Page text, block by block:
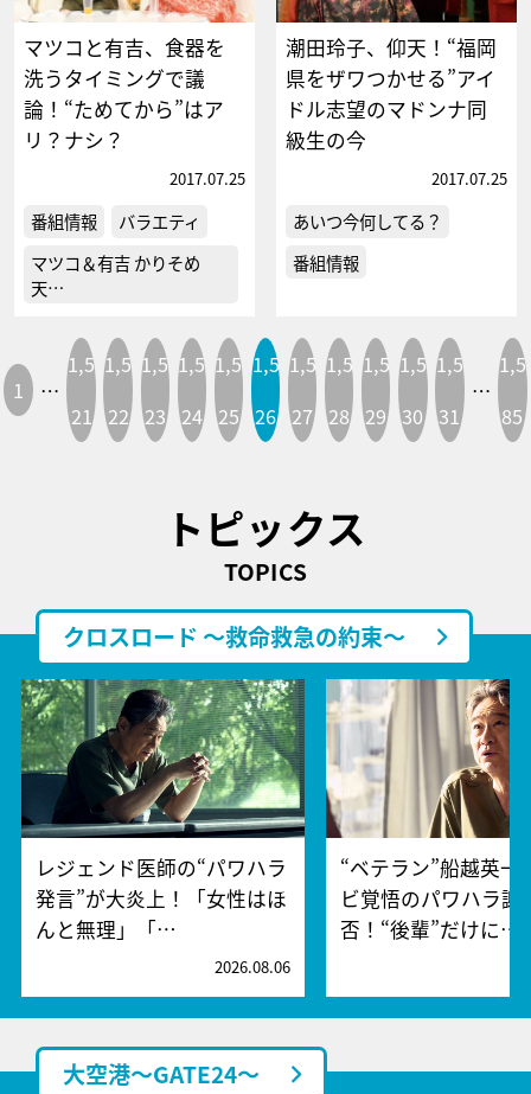
マツコと有吉、食器を
洗うタイミングで議
論！“ためてから”はア
リ？ナシ？
2017.07.25
番組情報
バラエティ
マツコ＆有吉 かりそめ
天…
潮田玲子、仰天！“福岡
県をザワつかせる”アイ
ドル志望のマドンナ同
級生の今
2017.07.25
あいつ今何してる？
番組情報
1 …
1,5
21
1,5
22
1,5
23
1,5
24
1,5
25
1,5
26
1,5
27
1,5
28
1,5
29
1,5
30
1,5
31
…
1,5
85
トピックス
TOPICS
クロスロード ～救命救急の約束～
レジェンド医師の“パワハラ
発言”が大炎上！「女性はほ
んと無理」「…
2026.08.06
“ベテラン”船越英一
ビ覚悟のパワハラ謝
否！“後輩”だけに…
大空港～GATE24～